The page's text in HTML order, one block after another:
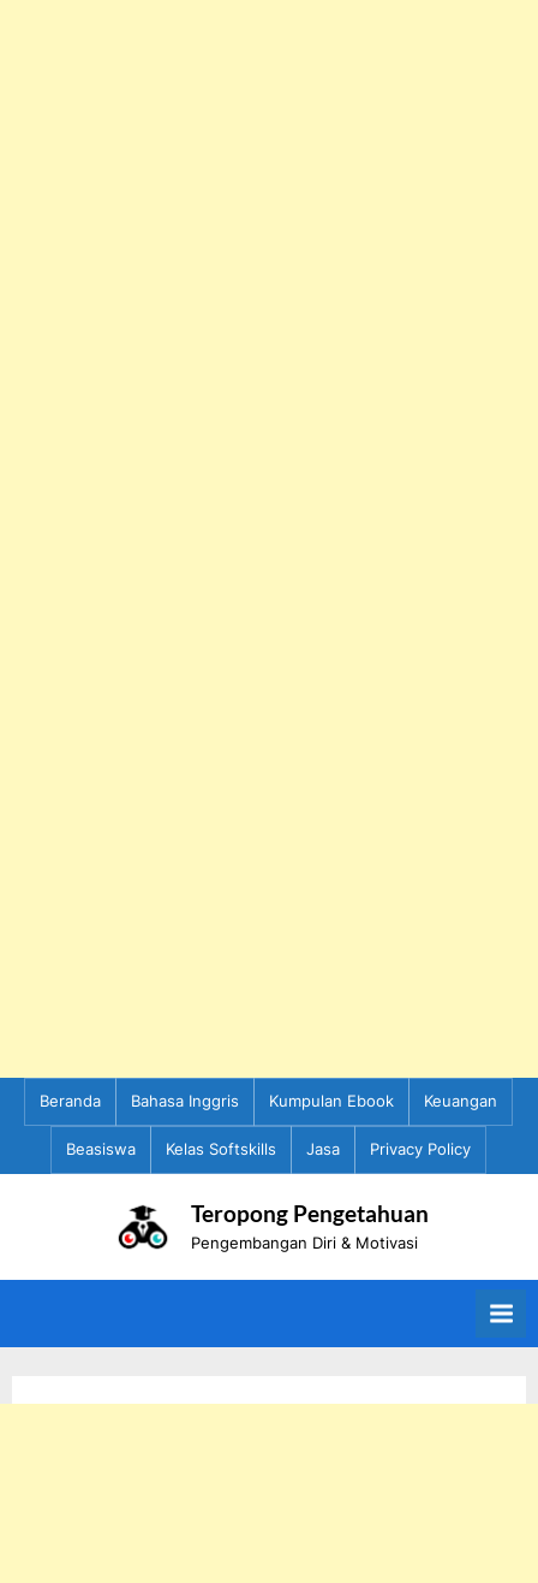
content
Beranda Bahasa Inggris Kumpulan Ebook Keuangan
Beasiswa Kelas Softskills Jasa Privacy Policy
Teropong Pengetahuan
Pengembangan Diri & Motivasi